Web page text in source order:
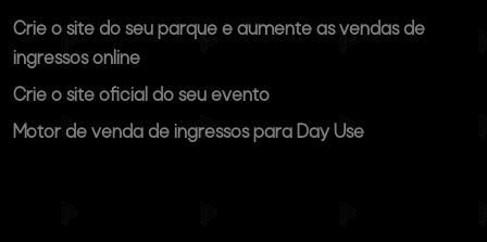
Crie o site do seu parque e aumente as vendas de
ingressos online
Crie o site oficial do seu evento
Motor de venda de ingressos para Day Use